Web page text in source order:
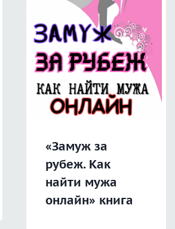
«Замуж за
рубеж. Как
найти мужа
онлайн» книга